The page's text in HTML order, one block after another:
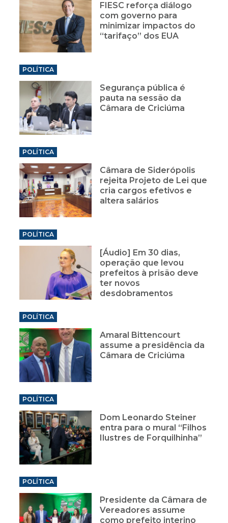
FIESC reforça diálogo
com governo para
minimizar impactos do
“tarifaço” dos EUA
POLÍTICA
Segurança pública é
pauta na sessão da
Câmara de Criciúma
POLÍTICA
Câmara de Siderópolis
rejeita Projeto de Lei que
cria cargos efetivos e
altera salários
POLÍTICA
[Áudio] Em 30 dias,
operação que levou
prefeitos à prisão deve
ter novos
desdobramentos
POLÍTICA
Amaral Bittencourt
assume a presidência da
Câmara de Criciúma
POLÍTICA
Dom Leonardo Steiner
entra para o mural “Filhos
Ilustres de Forquilhinha”
POLÍTICA
Presidente da Câmara de
Vereadores assume
como prefeito interino